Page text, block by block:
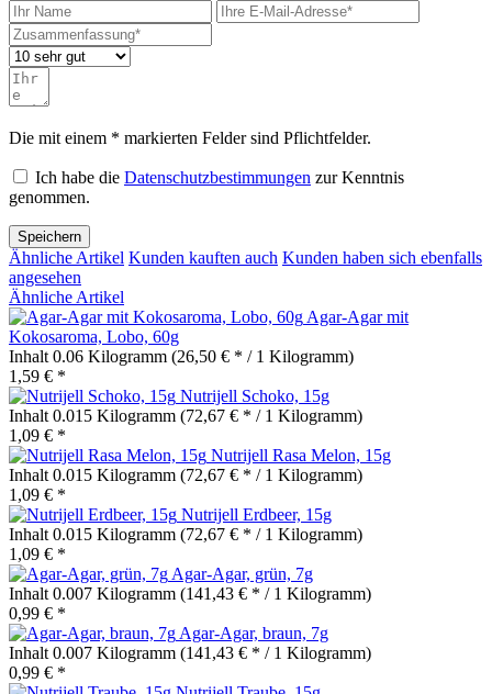
Die mit einem * markierten Felder sind Pflichtfelder.
Ich habe die Datenschutzbestimmungen zur Kenntnis
genommen.
Speichern
Ähnliche Artikel Kunden kauften auch Kunden haben sich ebenfalls
angesehen
Ähnliche Artikel
Agar-Agar mit
Kokosaroma, Lobo, 60g
Inhalt 0.06 Kilogramm (26,50 € * / 1 Kilogramm)
1,59 € *
Nutrijell Schoko, 15g
Inhalt 0.015 Kilogramm (72,67 € * / 1 Kilogramm)
1,09 € *
Nutrijell Rasa Melon, 15g
Inhalt 0.015 Kilogramm (72,67 € * / 1 Kilogramm)
1,09 € *
Nutrijell Erdbeer, 15g
Inhalt 0.015 Kilogramm (72,67 € * / 1 Kilogramm)
1,09 € *
Agar-Agar, grün, 7g
Inhalt 0.007 Kilogramm (141,43 € * / 1 Kilogramm)
0,99 € *
Agar-Agar, braun, 7g
Inhalt 0.007 Kilogramm (141,43 € * / 1 Kilogramm)
0,99 € *